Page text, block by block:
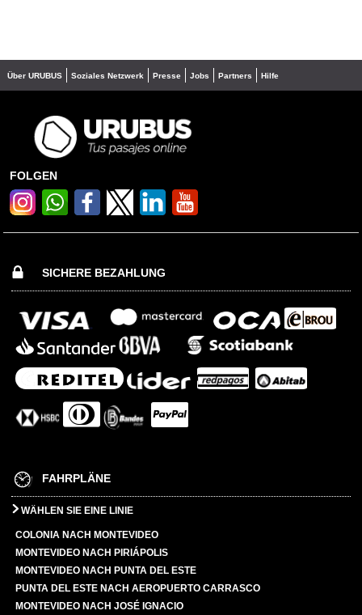
Über URUBUS Soziales Netzwerk Presse Jobs Partners Hilfe
FOLGEN
SICHERE BEZAHLUNG
FAHRPLÄNE
WÄHLEN SIE EINE LINIE
COLONIA NACH MONTEVIDEO
MONTEVIDEO NACH PIRIÁPOLIS
MONTEVIDEO NACH PUNTA DEL ESTE
PUNTA DEL ESTE NACH AEROPUERTO CARRASCO
MONTEVIDEO NACH JOSÉ IGNACIO